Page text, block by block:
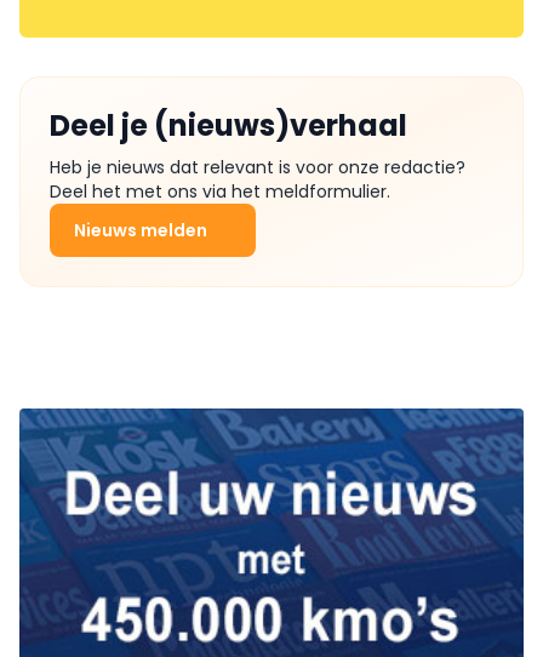
Deel je (nieuws)verhaal
Heb je nieuws dat relevant is voor onze redactie?
Deel het met ons via het meldformulier.
Nieuws melden